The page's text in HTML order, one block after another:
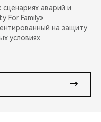
аварий и
For Family»
на защиту
условиях.